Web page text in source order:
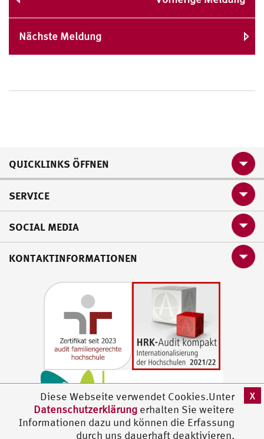
Diese Webseite verwendet Cookies.Unter
Datenschutzerklärung erhalten Sie weitere
Informationen dazu und können die Erfassung
durch uns dauerhaft deaktivieren.
X
Nächste Meldung
QUICKLINKS ÖFFNEN
SERVICE
SOCIAL MEDIA
KONTAKTINFORMATIONEN